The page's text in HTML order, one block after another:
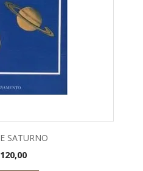
SATURNO